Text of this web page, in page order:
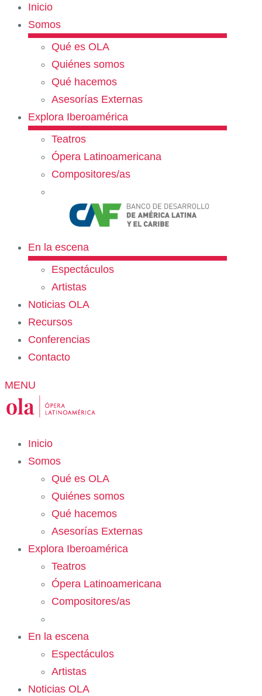
Inicio
Somos
Qué es OLA
Quiénes somos
Qué hacemos
Asesorías Externas
Explora Iberoamérica
Teatros
Ópera Latinoamericana
Compositores/as
En la escena
Espectáculos
Artistas
Noticias OLA
Recursos
Conferencias
Contacto
MENU
Inicio
Somos
Qué es OLA
Quiénes somos
Qué hacemos
Asesorías Externas
Explora Iberoamérica
Teatros
Ópera Latinoamericana
Compositores/as
En la escena
Espectáculos
Artistas
Noticias OLA